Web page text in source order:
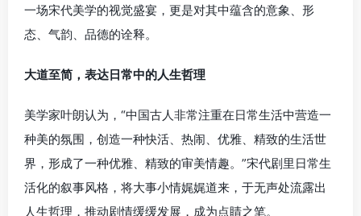
一场宋代美学的视觉盛宴，更是对其中蕴含的意象、形
态、气韵、品德的诠释。
大道至简，表达日常中的人生哲理
美学家叶朗认为，“中国古人非常注重在日常生活中营造一
种美的氛围，创造一种快活、热闹、优雅、精致的生活世
界，形成了一种优雅、精致的审美情趣。”宋代剧里日常生
活化的叙事风格，将大事小情娓娓道来，于无声处流露出
人生哲理，推动剧情缓缓发展，成为点睛之笔。